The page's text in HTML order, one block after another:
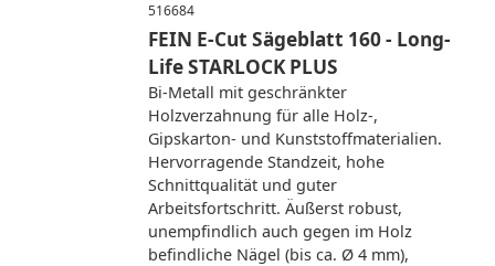
516684
FEIN E-Cut Sägeblatt 160 - Long-
Life STARLOCK PLUS
Bi-Metall mit geschränkter
Holzverzahnung für alle Holz-,
Gipskarton- und Kunststoffmaterialien.
Hervorragende Standzeit, hohe
Schnittqualität und guter
Arbeitsfortschritt. Äußerst robust,
unempfindlich auch gegen im Holz
befindliche Nägel (bis ca. Ø 4 mm),